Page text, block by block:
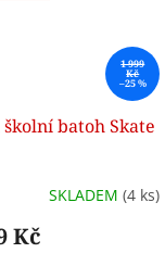
1 999
Kč
–25 %
školní batoh Skate
SKLADEM(4 ks)
Kč